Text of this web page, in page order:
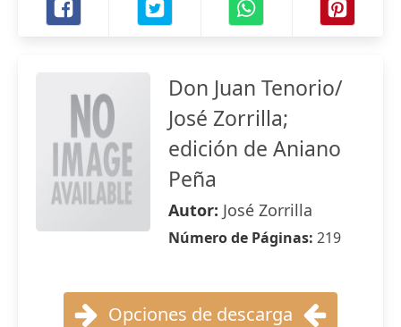
Don Juan Tenorio/
José Zorrilla;
edición de Aniano
Peña
Autor: José Zorrilla
Número de Páginas: 219
Opciones de descarga